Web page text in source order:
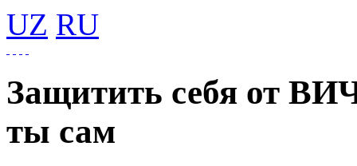
UZ RU
Защитить себя от
ты сам